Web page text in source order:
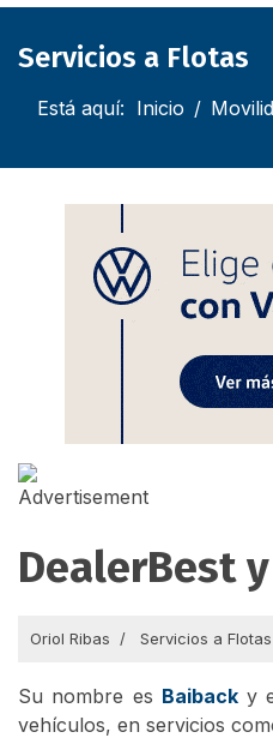
Servicios a Flotas
Está aquí: Inicio
DealerBest
Oriol Ribas Servicios a Flotas
Su nombre es Baibacky
vehículos, en servicios